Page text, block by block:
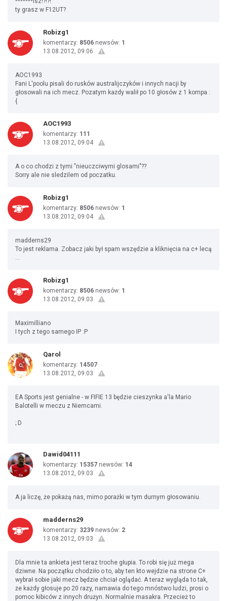
ty grasz w F12UT?
Robizg1
komentarzy: 8506 newsów: 1
13.08.2012, 09:06
AOC1993
Fani L'poolu pisali do rusków australijczyków i innych nacji by
głosowali na ich mecz. Pozatym każdy walił po 10 głosów z 1 kompa :
{
AOC1993
komentarzy: 111
13.08.2012, 09:04
A o co chodzi z tymi "nieuczciwymi glosami"??
Sorry ale nie sledzilem od poczatku.
Robizg1
komentarzy: 8506 newsów: 1
13.08.2012, 09:04
madderns29
To jest reklama. Zobacz jaki był spam wszędzie a kliknięcia na c+ lecą
...
Robizg1
komentarzy: 8506 newsów: 1
13.08.2012, 09:03
Maximilliano
I tych z tego samego IP :P
Qarol
komentarzy: 14507
13.08.2012, 09:03
EA Sports jest genialne - w FIFIE 13 będzie cieszynka a'la Mario
Balotelli w meczu z Niemcami.
; D
Dawid04111
komentarzy: 15357 newsów: 14
13.08.2012, 09:03
A ja liczę, że pokażą nas, mimo porażki w tym durnym głosowaniu.
madderns29
komentarzy: 3239 newsów: 2
13.08.2012, 09:03
Dla mnie ta ankieta jest teraz troche głupia. To robi się już mega
dziwne. Na początku chodziło o to, aby ten kto wejdzie na strone C+
wybrał sobie jaki mecz będzie chciał oglądać. A teraz wygląda to tak,
że każdy głosuje po 20 razy, namawia do tego mnóstwo ludzi, prosi o
pomoc kibiców z innych drużyn. Normalnie masakra. Przecież to